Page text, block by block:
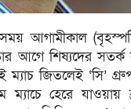
আগামীকাল
আগে শিষ্যদের
জিতলেই ‘সি’ গ্রুপ
ম্যাচে হেরে